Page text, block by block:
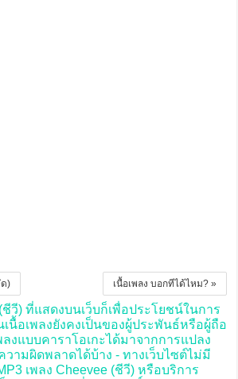
เนื้อเพลง บอกทีได้ไหม? »
ด)
ชีวี) ที่แสดงบนเว็บก็เพื่อประโยชน์ในการ
นื้อเพลงยังคงเป็นของผู้ประพันธ์หรือผู้ถือ
ลงแบบคาราโอเกะได้มาจากการแปลง
ามผิดพลาดได้บ้าง - ทางเว็บไซต์ไม่มี
เพลง Cheevee (ชีวี) หรือบริการ